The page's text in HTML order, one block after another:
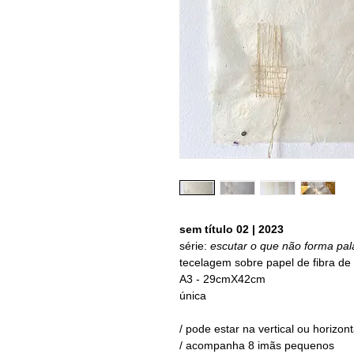
sem título 02 | 2023
série: escutar o que não forma
tecelagem sobre papel de fibra
A3 - 29cmX42cm
única
/ pode estar na vertical ou
/ acompanha 8 imãs pequenos